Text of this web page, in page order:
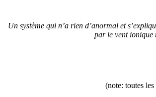
Un système qui n’a rien d’anormal et
par le vent ionique
(note: toutes